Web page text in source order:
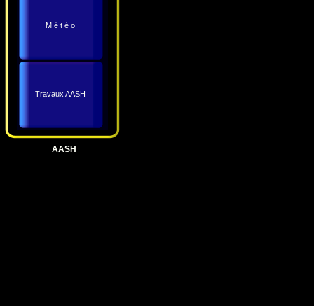
M é t é o
Travaux AASH
AASH